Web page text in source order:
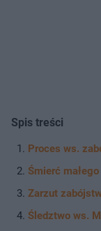
Spis treści
Proces ws.
Śmierć
Zarzut
Śledztwo ws.